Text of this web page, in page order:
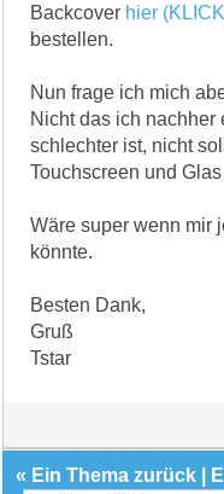
Backcover hier
bestellen.
Nun frage ich mich
Nicht das ich
schlechter ist, nicht
Touchscreen und
Wäre super wenn mir
könnte.
Besten Dank,
Gruß
Tstar
« Ein Thema zurück